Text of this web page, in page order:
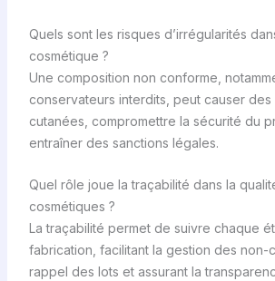
Quels sont les risques d’irrégularités
cosmétique ?
Une composition non conforme,
conservateurs interdits, peut causer des
cutanées, compromettre la sécurité du
entraîner des sanctions légales.
Quel rôle joue la traçabilité dans la
cosmétiques ?
La traçabilité permet de suivre chaque
fabrication, facilitant la gestion des non-
rappel des lots et assurant la